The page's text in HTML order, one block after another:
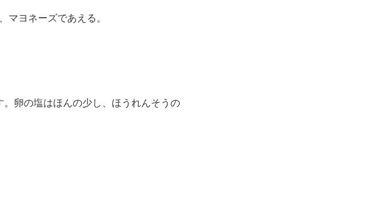
マヨネーズであえる。
卵の塩はほんの少し、ほうれんそうの